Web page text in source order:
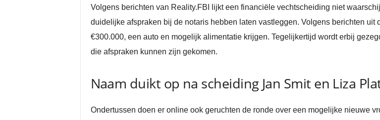
Volgens berichten van Reality.FBI lijkt een financiële vechtscheiding niet
duidelijke afspraken bij de notaris hebben laten vastleggen. Volgens berichten
€300.000, een auto en mogelijk alimentatie krijgen. Tegelijkertijd wordt erbij
die afspraken kunnen zijn gekomen.
Naam duikt op na scheiding Jan Smit en Liza
Ondertussen doen er online ook geruchten de ronde over een mogelijke nieuwe